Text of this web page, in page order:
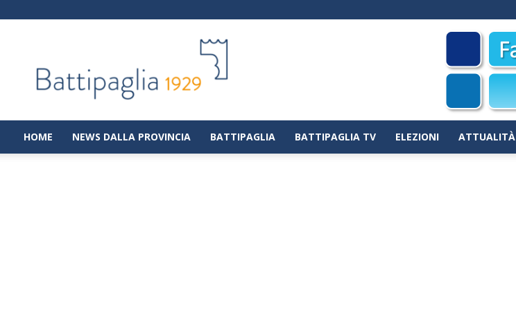
|
Notizie
dalla
città
di
HOME NEWS DALLA PROVINCIA BATTIPAGLIA BATTIPAGLIA TV ELEZIONI ATTUALITÀ